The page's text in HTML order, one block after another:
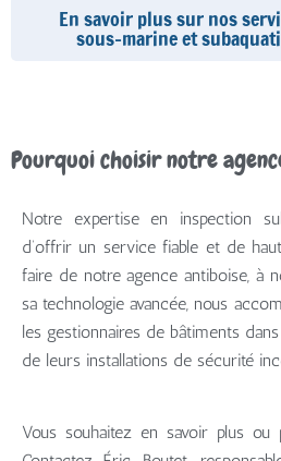
En savoir plus sur nos
sous-marine et
Pourquoi choisir notre
Notre expertise en inspection
d’offrir un service fiable et de
faire de notre agence antiboise, à
sa technologie avancée, nous
les gestionnaires de bâtiments
de leurs installations de sécurité
Vous souhaitez en savoir plus ou